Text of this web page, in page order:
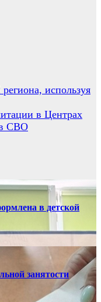
используя
в Центрах
СВО
в детской
занятости